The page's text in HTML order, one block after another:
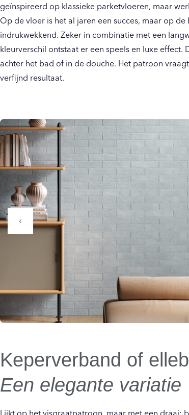
geïnspireerd op klassieke parketvloeren, maar
Op de vloer is het al jaren een succes, maar op
indrukwekkend. Zeker in combinatie met een
kleurverschil ontstaat er een speels en luxe effect.
achter het bad of in de douche. Het patroon
verfijnd resultaat.
‹
Keperverband of
Een elegante variatie
Lijkt op het visgraatpatroon, maar met een draai: